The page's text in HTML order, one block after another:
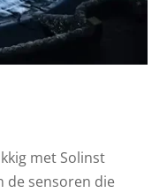
met Solinst
de sensoren die